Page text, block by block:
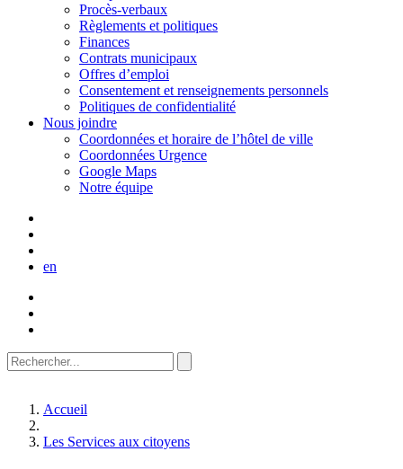
Procès-verbaux
Règlements et politiques
Finances
Contrats municipaux
Offres d’emploi
Consentement et renseignements personnels
Politiques de confidentialité
Nous joindre
Coordonnées et horaire de l’hôtel de ville
Coordonnées Urgence
Google Maps
Notre équipe
en
Accueil
Les Services aux citoyens